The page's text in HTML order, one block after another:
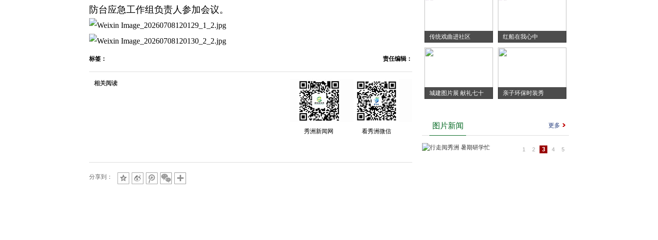
防台应急工作组负责人参加会议。
标签： 责任编辑：
秀洲新闻网 看秀洲微信
相关阅读
分享到：
传统戏曲进社区 红船在我心中
城建图片展 献礼七十
亲子环保时装秀
图片新闻 更多
1 2 3 4 5